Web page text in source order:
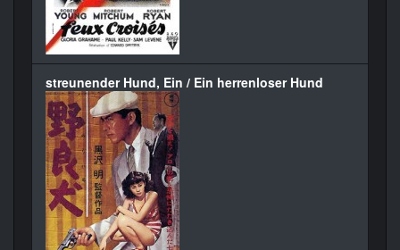
streunender Hund, Ein / Ein herrenloser Hund